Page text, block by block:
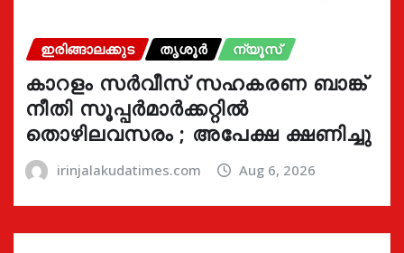
ഇരിങ്ങാലക്കുട തൃശൂർ ന്യൂസ്
കാറളം സർവീസ് സഹകരണ ബാങ്ക്
നീതി സൂപ്പർമാർക്കറ്റിൽ
തൊഴിലവസരം ; അപേക്ഷ ക്ഷണിച്ചു
irinjalakudatimes.com Aug 6, 2026